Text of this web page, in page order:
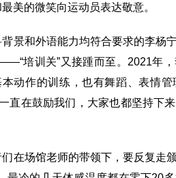
美的微笑向运动员表达敬意。
景和外语能力均符合要求的李杨
培训关”又接踵而至。2021年
动作的训练，也有舞蹈、表情
直在鼓励我们，大家也都坚持下
在场馆老师的带领下，要反复走